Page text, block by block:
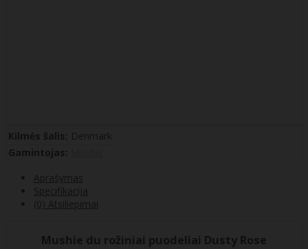
Kilmės šalis: Denmark
Gamintojas:
Aprašymas
Specifikacija
(0) Atsiliepimai
Mushie du rožiniai puodeliai Dusty Rose